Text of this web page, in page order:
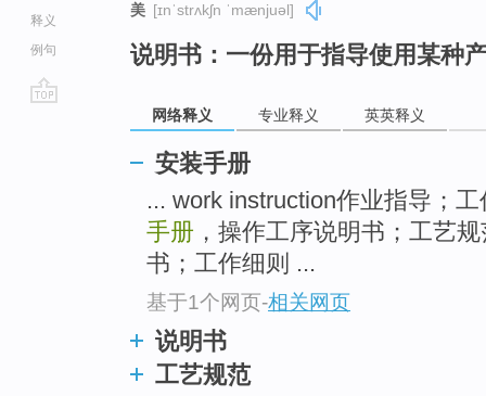
释义
例句
美 [ɪnˈstrʌkʃn ˈmænjuəl]
说明书：一份用于指导使用某种
网络释义 专业释义 英英释义
安装手册
... work instruction作业指导；
手册 ，操作工序说明书；工艺
书；工作细则 ...
基于1个网页-相关网页
说明书
工艺规范